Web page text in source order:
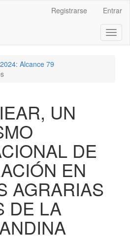
Registrarse Entrar
2024: Alcance 79
UN
DE
EN
AGRARIAS
DE LA